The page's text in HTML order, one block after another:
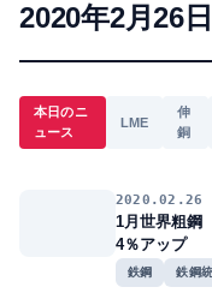
2020年2月26
本日のニ
ュース
LME
伸
銅
2020.02.26
1月世界粗鋼
4％アップ
鉄鋼 鉄鋼